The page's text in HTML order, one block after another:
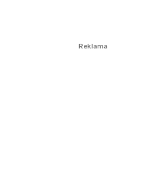
Reklama